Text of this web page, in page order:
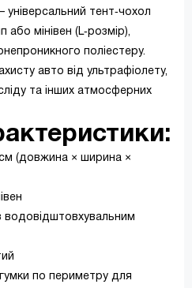
універсальний тент‑чохол
мінівен (L‑розмір),
поліестеру.
авто від ультрафіолету,
та інших атмосферних
см (довжина × ширина ×
водовідштовхувальним
по периметру для